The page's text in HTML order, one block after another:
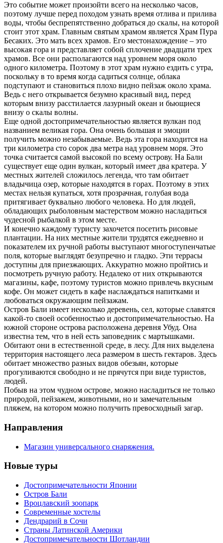
Это событие может произойти всего на несколько часов,
поэтому лучше перед походом узнать время отлива и прилива
воды, чтобы беспрепятственно добраться до скалы, на которой
стоит этот храм. Главным святым храмом является Храм Пура
Бесаких. Это мать всех храмов. Его местонахождение – это
высокая гора и представляет собой сплочение двадцати трех
храмов. Все они располагаются над уровнем моря около
одного километра. Поэтому в этот храм нужно ездить с утра,
поскольку в то время когда садиться солнце, облака
подступают и становиться плохо видно пейзаж около храма.
Ведь с него открывается безумно красивый вид, перед
которым внизу расстилается лазурный океан и бьющиеся
внизу о скалы волны.
Еще одной достопримечательностью является вулкан под
названием великая гора. Она очень большая и эмоции
получить можно незабываемые. Ведь эта гора находится на
три километра сто сорок два метра над уровнем моря. Это
точка считается самой высокой по всему острову. На Бали
существует еще один вулкан, который имеет два кратера. У
местных жителей сложилось легенда, что там обитает
владычица озер, которые находятся в горах. Поэтому в этих
местах нельзя купаться, хотя прозрачная, голубая вода
притягивает буквально любого человека. Но для людей,
обладающих рыболовным мастерством можно насладиться
чудесной рыбалкой в этом месте.
И конечно каждому туристу захочется посетить рисовые
плантации. На них местные жители трудятся ежедневно и
показателем их ручной работы выступают многоступенчатые
поля, которые выглядят безупречно и гладко. Эти террасы
доступны для приезжающих. Аккуратно можно пройтись и
посмотреть ручную работу. Недалеко от них открываются
магазины, кафе, поэтому туристов можно привлечь вкусным
кофе. Он может сидеть в кафе наслаждаться напитками и
любоваться окружающим пейзажам.
Остров Бали имеет несколько деревень, сел, которые славятся
какой-то своей особенностью и достопримечательностью. На
южной стороне острова расположена деревня Убуд. Она
известна тем, что в ней есть заповедник с мартышками.
Обитают они в естественной среде, в лесу. Для них выделена
территория настоящего леса размером в шесть гектаров. Здесь
обитает множество разных видов обезьян, которые
прогуливаются свободно и не прячутся при виде туристов,
людей.
Побыв на этом чудном острове, можно насладиться не только
природой, пейзажем, животными, но и замечательным
пляжем, на котором можно получить превосходный загар.
Направления
Магазин универсального снаряжения.
Новые туры
Достопримечательности Японии
Остров Бали
Вроцлавский зоопарк
Современные хостелы
Дендрарий в Сочи
Страны Латинской Америки
Достопримечательности Шотландии